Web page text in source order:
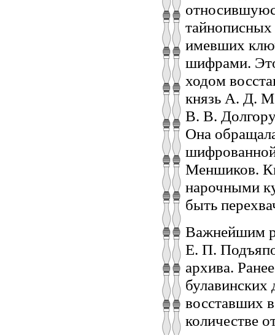
тайнописных
имевших
шифрами.
ходом
князь А. Д.
В. В.
Она
шифрованной
Меншиков.
нарочными
быть
Важнейшим
Е. П.
архива.
восставших
количестве